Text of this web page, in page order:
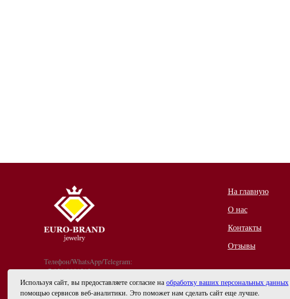
Используя сайт, вы предоставляете согласие на обработку ваших персональных данных
помощью сервисов веб-аналитики. Это поможет нам сделать сайт еще лучше.
Телефон/WhatsApp/Telegram:
+7 921 9081213
График работы: с 10:00 до 18:00
info@euro-brand.ru
На главную
О нас
Контакты
Отзывы